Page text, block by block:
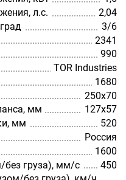
л.с.
2,04
3/6
2341
990
TOR Industries
1680
250х70
мм
127х57
мм
520
Россия
1600
без груза), мм/с
450